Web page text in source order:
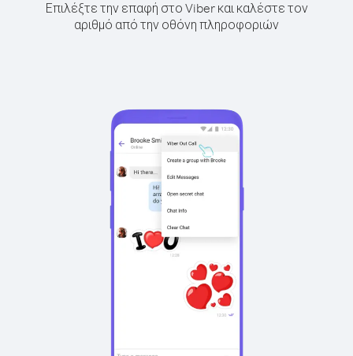
Επιλέξτε την επαφή στο Viber και καλέστε τον
αριθμό από την οθόνη πληροφοριών